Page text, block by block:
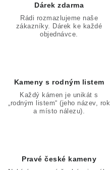
Dárek zdarma
Rádi rozmazlujeme naše
zákazníky. Dárek ke každé
objednávce.
Kameny s rodným listem
Každý kámen je unikát s
„rodným listem“ (jeho název, rok
a místo nálezu).
Pravé české kameny